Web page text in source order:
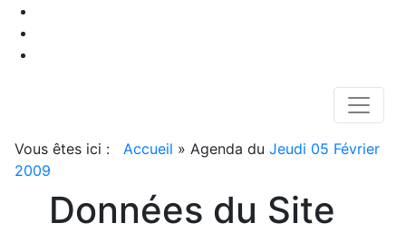
Vous êtes ici : Accueil » Agenda du Jeudi 05 Février
2009
Données du Site